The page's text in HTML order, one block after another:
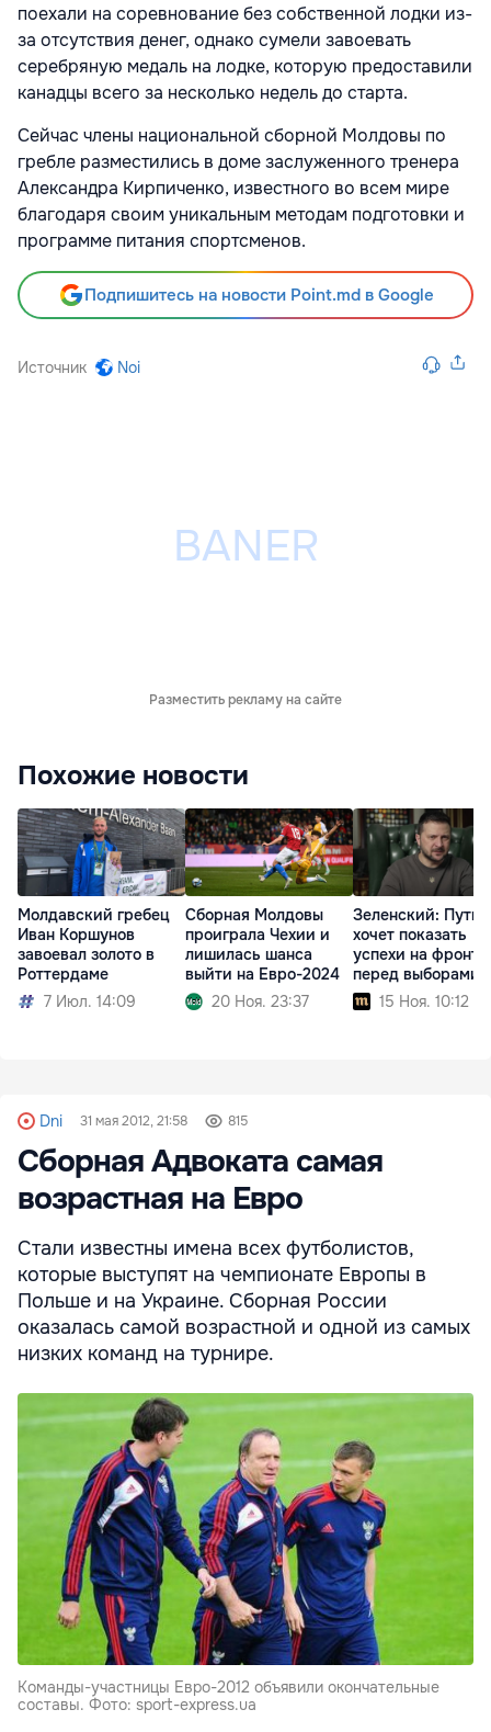
поехали на соревнование без собственной лодки из-
за отсутствия денег, однако сумели завоевать
серебряную медаль на лодке, которую предоставили
канадцы всего за несколько недель до старта.
Сейчас члены национальной сборной Молдовы по
гребле разместились в доме заслуженного тренера
Александра Кирпиченко, известного во всем мире
благодаря своим уникальным методам подготовки и
программе питания спортсменов.
Подпишитесь на новости Point.md в Google
Источник Noi
Разместить рекламу на сайте
Похожие новости
Молдавский гребец
Иван Коршунов
завоевал золото в
Роттердаме
7 Июл. 14:09
Сборная Молдовы
проиграла Чехии и
лишилась шанса
выйти на Евро-2024
20 Ноя. 23:37
Зеленский: Путин
хочет показать
успехи на фронте
перед выборами
15 Ноя. 10:12
Dni 31 мая 2012, 21:58 815
Сборная Адвоката самая
возрастная на Евро
Стали известны имена всех футболистов,
которые выступят на чемпионате Европы в
Польше и на Украине. Сборная России
оказалась самой возрастной и одной из самых
низких команд на турнире.
Команды-участницы Евро-2012 объявили окончательные
составы. Фото: sport-express.ua